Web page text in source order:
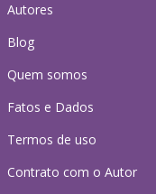
Autores
Blog
Quem somos
Fatos e Dados
Termos de uso
Contrato com o Autor